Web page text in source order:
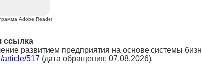
Adobe Reader
ссылка
развитием предприятия на основе системы
article/517 (дата обращения: 07.08.2026).